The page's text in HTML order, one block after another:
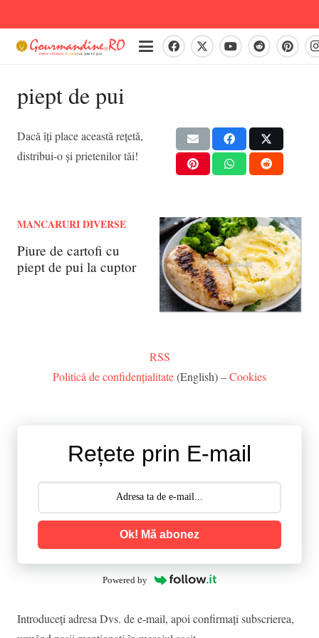
piept de pui
Dacă îți place această rețetă,
distribui-o și prietenilor tăi!
MANCARURI DIVERSE
Piure de cartofi cu
piept de pui la cuptor
RSS
Politică de confidențialitate(English) –Cookies
Rețete prin E-mail
Ok! Mă abonez
Powered by
Introduceţi adresa Dvs. de e-mail, apoi confirmaţi subscrierea,